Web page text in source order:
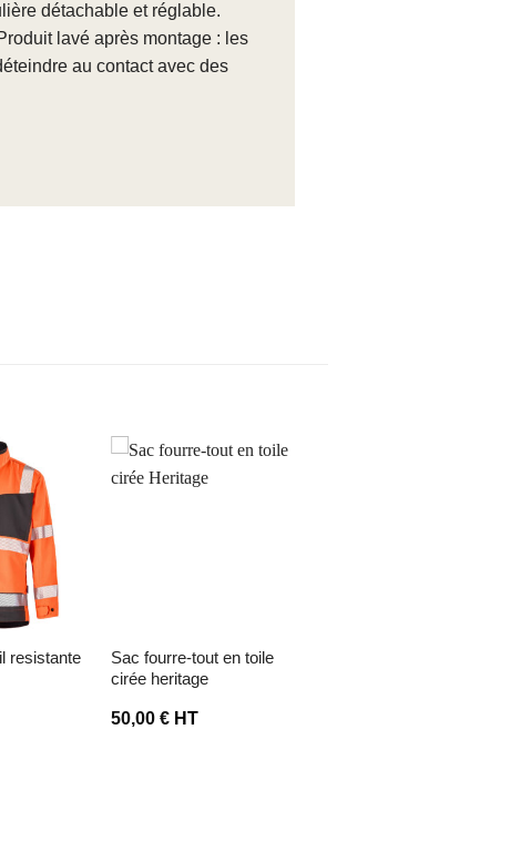
détachable et réglable.
lavé après montage : les
au contact avec des
sac fourre-tout en toile
cirée heritage
50,00€ HT